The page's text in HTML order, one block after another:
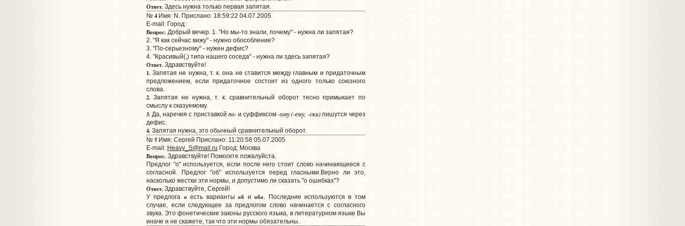
Ответ.Здесь нужна только первая запятая.
№ 4Имя: N. Прислано: 18:59:22 04.07.2005
E-mail: Город:
Вопрос.Добрый вечер. 1. "Но мы-то знали, почему" - нужна ли запятая?
2. "Я как сейчас вижу" - нужно обособление?
3. "По-серьезному" - нужен дефис?
4. "Красивый(,) типа нашего соседа" - нужна ли здесь запятая?
Ответ.Здравствуйте!
1.Запятая не нужна, т. к. она не ставится между главным и придаточным
предложением, если придаточное состоит из одного только союзного
слова.
2.Запятая не нужна, т. к. сравнительный оборот тесно примыкает по
смыслу к сказуемому.
3.Да, наречия с приставкой по-и суффиксом-ому (-ему, -ски)пишутся через
дефис.
4. Запятая нужна, это обычный сравнительный оборот.
№ 5Имя: Сергей Прислано: 11:20:58 05.07.2005
E-mail: Heavy_S@mail.ru Город: Москва
Вопрос.Здравствуйте! Помогите пожалуйста.
Предлог "о" используется, если после него стоит слово начинающееся с
согласной. Предлог "об" используется перед гласными.Верно ли это,
насколько жестки эти нормы, и допустимо ли сказать "о ошибках"?
Ответ.Здравствуйте, Сергей!
У предлога о есть вариантыоб иобо. Последние используются в том
случае, если следующее за предлогом слово начинается с согласного
звука. Это фонетические законы русского языка, в литературном языке Вы
иначе и не скажете, так что эти нормы обязательны.